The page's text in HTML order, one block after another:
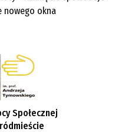
Społecznej